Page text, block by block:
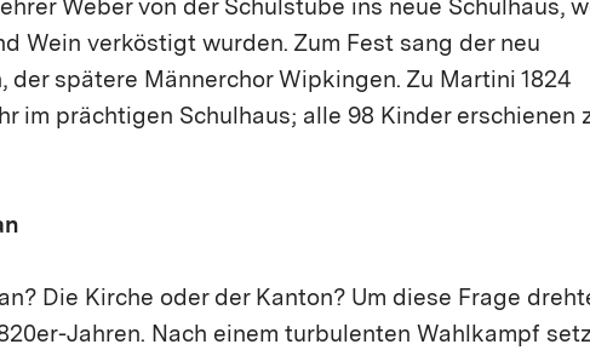
Weber von der Schulstube ins neue Schulhaus,
Wein verköstigt wurden. Zum Fest sang der neu
der spätere Männerchor Wipkingen. Zu Martini 1824
im prächtigen Schulhaus; alle 98 Kinder erschienen
Die Kirche oder der Kanton? Um diese Frage
Jahren. Nach einem turbulenten Wahlkampf